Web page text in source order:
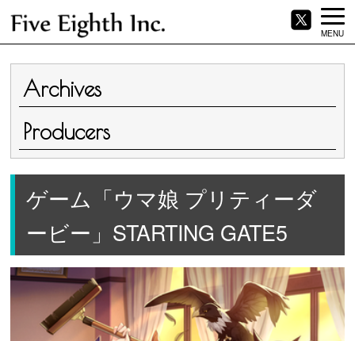
MENU
Archives
Producers
ゲーム「ウマ娘 プリティーダ
ービー」STARTING GATE5